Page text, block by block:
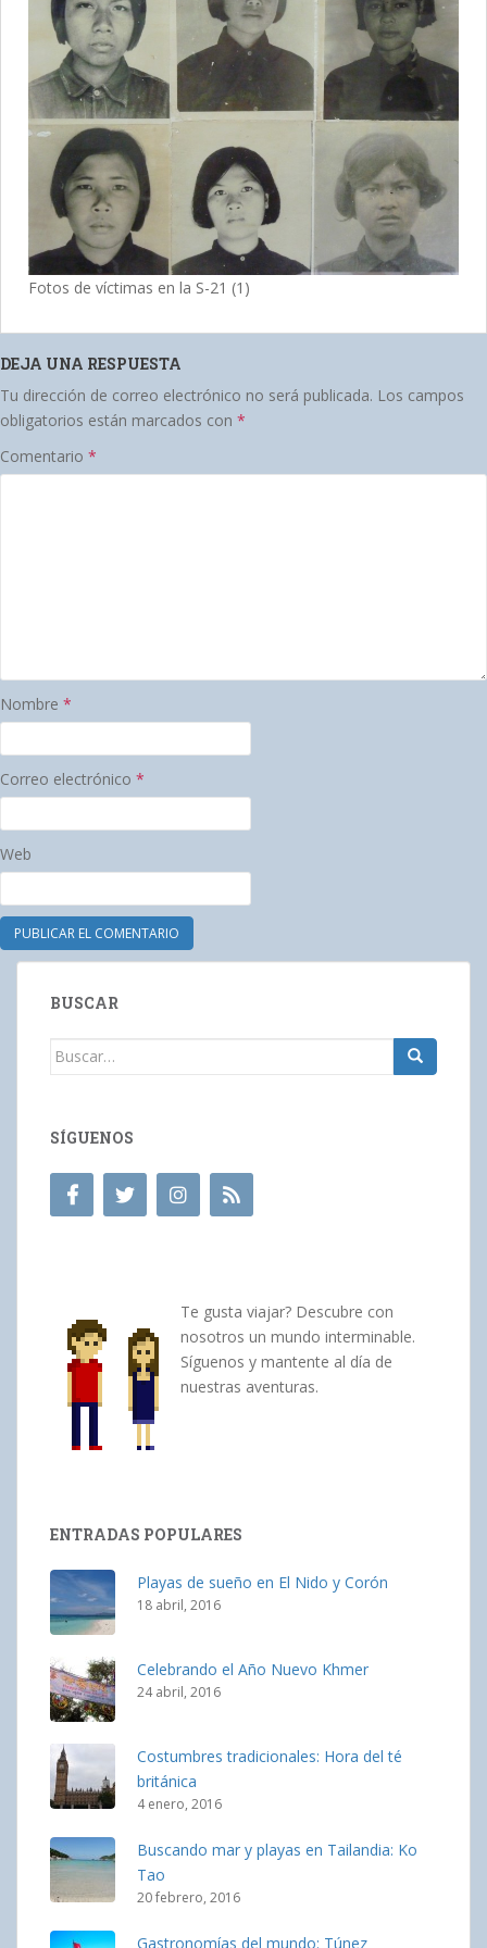
Fotos de víctimas en la S-21 (1)
DEJA UNA RESPUESTA
Tu dirección de correo electrónico no será publicada. Los campos
obligatorios están marcados con *
Comentario *
Nombre *
Correo electrónico *
Web
BUSCAR
Buscar:
SÍGUENOS
Te gusta viajar? Descubre con
nosotros un mundo interminable.
Síguenos y mantente al día de
nuestras aventuras.
ENTRADAS POPULARES
Playas de sueño en El Nido y Corón
18 abril, 2016
Celebrando el Año Nuevo Khmer
24 abril, 2016
Costumbres tradicionales: Hora del té
británica
4 enero, 2016
Buscando mar y playas en Tailandia: Ko
Tao
20 febrero, 2016
Gastronomías del mundo: Túnez